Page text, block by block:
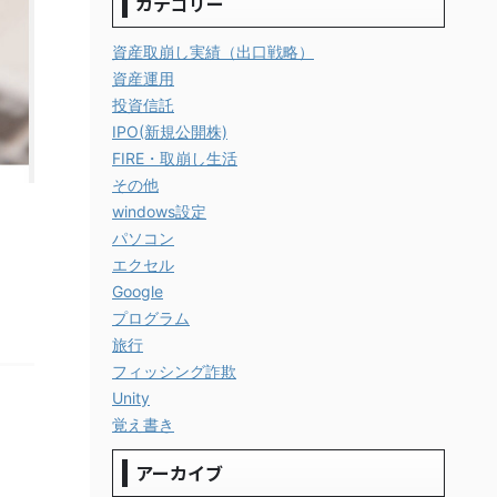
資産取崩し実績（出口戦略）
資産運用
投資信託
IPO(新規公開株)
FIRE・取崩し生活
その他
windows設定
パソコン
エクセル
Google
プログラム
旅行
フィッシング詐欺
Unity
覚え書き
アーカイブ